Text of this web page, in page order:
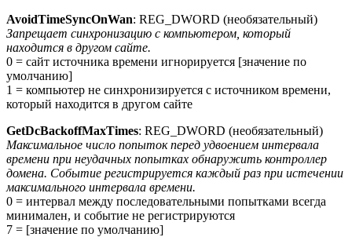
AvoidTimeSyncOnWan: REG_DWORD (необязательный)
Запрещает синхронизацию с компьютером, который
находится в другом сайте.
0 = сайт источника времени игнорируется [значение по
умолчанию]
1 = компьютер не синхронизируется с источником времени,
который находится в другом сайте
GetDcBackoffMaxTimes: REG_DWORD (необязательный)
Максимальное число попыток перед удвоением интервала
времени при неудачных попытках обнаружить контроллер
домена. Событие регистрируется каждый раз при истечении
максимального интервала времени.
0 = интервал между последовательными попытками всегда
минимален, и событие не регистрируются
7 = [значение по умолчанию]